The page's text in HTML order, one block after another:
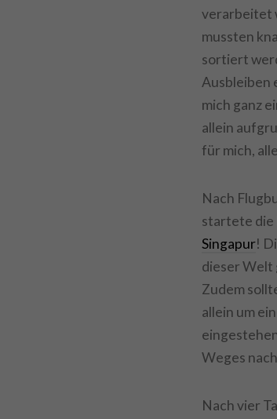
verarbeitet
mussten
sortiert
Ausbleiben
mich ganz
allein
für mich,
Nach
startete die
Singapur!
dieser Welt
Zudem
allein um
Weges
Nach vier